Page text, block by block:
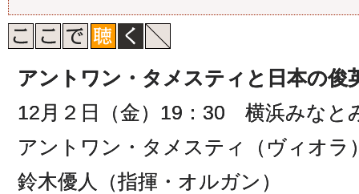
アントワン・タメスティと日本の俊
12月２日（金）19：30 横浜みなと
アントワン・タメスティ（ヴィオラ
鈴木優人（指揮・オルガン）